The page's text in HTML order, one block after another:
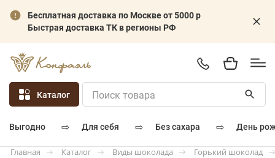
Бесплатная доставка по Москве от 5000 р
Быстрая доставка ТК в регионы РФ
Каталог
выгодно ⇨ для себя ⇨ без сахара ⇨ день
Главная Каталог Виды шоколада Горький шоколад